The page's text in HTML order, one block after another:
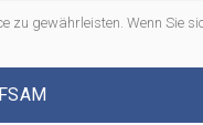
zu gewährleisten. Wenn Sie